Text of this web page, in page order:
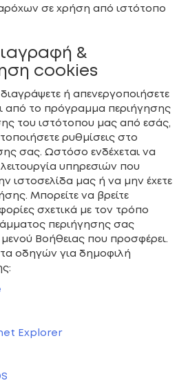
σε χρήση από ιστότοπο
&
cookies
διαγράψετε ή απενεργοποιήσετε
από το πρόγραμμα περιήγησης
του ιστότοπου μας από εσάς,
ρυθμίσεις στο
σας. Ωστόσο ενδέχεται να
υπηρεσιών που
ιστοσελίδα μας ή να μην έχετε
Μπορείτε να βρείτε
σχετικά με τον τρόπο
περιήγησης σας
Βοήθειας που προσφέρει.
οδηγών για δημοφιλή
Explorer